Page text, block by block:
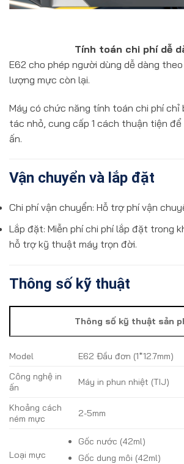
Tính toán chi phí dễ
E62 cho phép người dùng dễ dàng
lượng mực còn lại.
Máy có chức năng tính toán chi phí chỉ
tác nhỏ, cung cấp 1 cách thuận tiện để
ấn.
Vận chuyển và lắp đặt
Chi phí vận chuyển: Hỗ trợ phí vận
Lắp đặt: Miễn phí chi phí lắp đặt trong
hỗ trợ kỹ thuật máy trọn đời.
Thông số kỹ thuật
Thông số kỹ thuật sản
Model
E62 Đầu đơn (1*12.7mm)
Công nghệ in
ấn
Máy in phun nhiệt (TIJ)
Khoảng cách
ném mực
2-5mm
Loại mực
Gốc nước (42ml)
Gốc dung môi (42ml)